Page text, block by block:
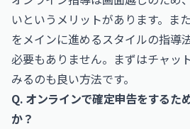
いというメリットがあります。ま
をメインに進めるスタイルの指導
必要もありません。まずはチャッ
みるのも良い方法です。
Q. オンラインで確定申告をするた
か？